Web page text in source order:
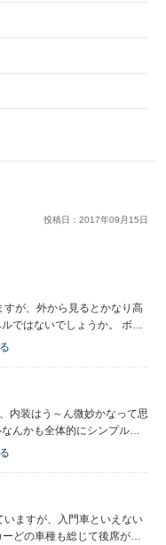
投稿日： 2017年09 月 15日
が、外から見るとかなり高
ではないでしょうか。 ボデ
、高級車だ！」と思います
内装はう～ん微妙かなって思
んかも全体的にシンプル
特にメーターはチープで、
ますが、入門車といえない
どの車種も総じて後席が狭